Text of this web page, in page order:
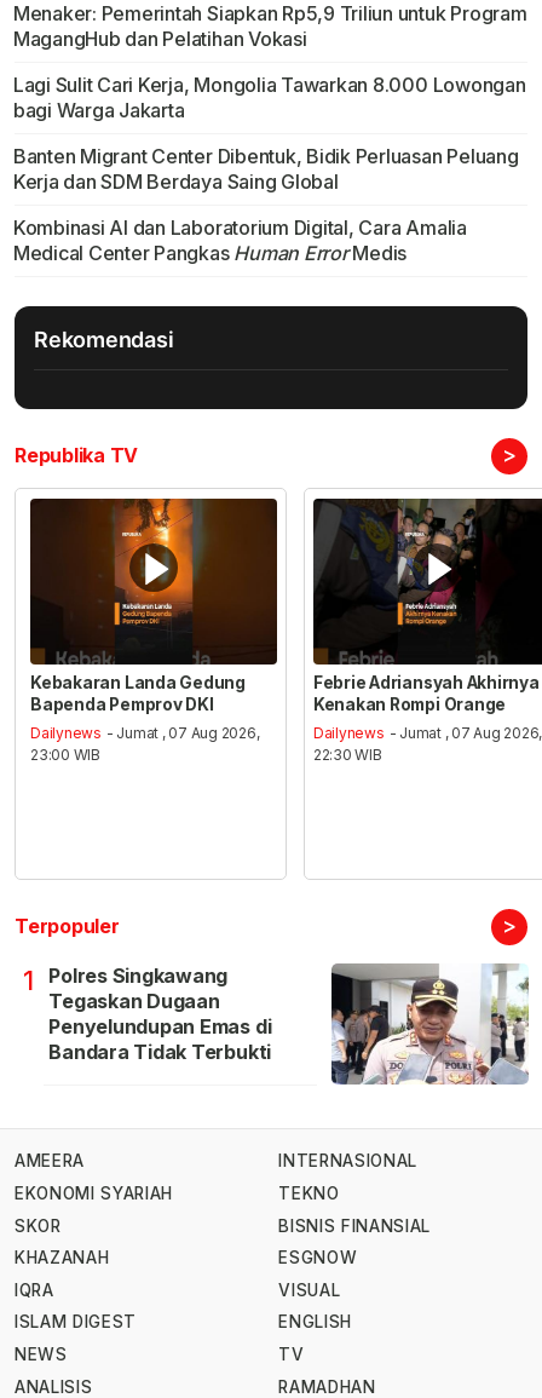
Menaker: Pemerintah Siapkan Rp5,9 Triliun untuk Program
MagangHub dan Pelatihan Vokasi
Lagi Sulit Cari Kerja, Mongolia Tawarkan 8.000 Lowongan
bagi Warga Jakarta
Banten Migrant Center Dibentuk, Bidik Perluasan Peluang
Kerja dan SDM Berdaya Saing Global
Kombinasi AI dan Laboratorium Digital, Cara Amalia
Medical Center Pangkas Human ErrorMedis
Rekomendasi
Republika TV >
Kebakaran Landa Gedung
Bapenda Pemprov DKI
Dailynews - Jumat , 07 Aug 2026,
23:00 WIB
Febrie Adriansyah Akhirnya
Kenakan Rompi Orange
Dailynews - Jumat , 07 Aug 2026,
22:30 WIB
Terpopuler >
1
Polres Singkawang
Tegaskan Dugaan
Penyelundupan Emas di
Bandara Tidak Terbukti
AMEERA
EKONOMI SYARIAH
SKOR
KHAZANAH
IQRA
ISLAM DIGEST
NEWS
ANALISIS
INTERNASIONAL
TEKNO
BISNIS FINANSIAL
ESGNOW
VISUAL
ENGLISH
TV
RAMADHAN